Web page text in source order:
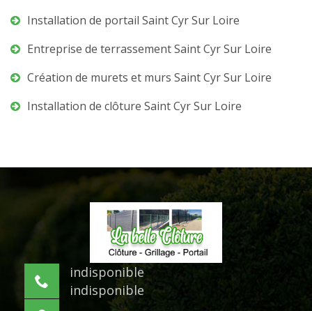
Installation de portail Saint Cyr Sur Loire
Entreprise de terrassement Saint Cyr Sur Loire
Création de murets et murs Saint Cyr Sur Loire
Installation de clôture Saint Cyr Sur Loire
indisponible
indisponible